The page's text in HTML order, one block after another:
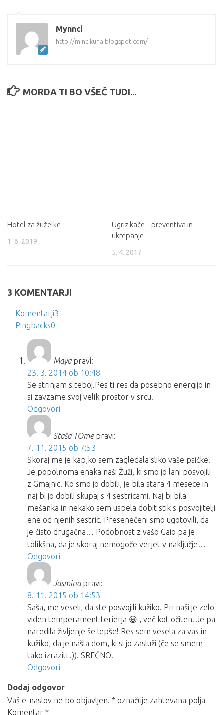
Mynnci
http://mincikuha.blogspot.com/
MORDA TI BO VŠEČ TUDI...
Hotel za žuželke
1. 6. 2019
Ugriz kače – preventiva in
ukrepanje
5. 4. 2017
3 KOMENTARJI
Komentarji3
Pingbacks0
Maya pravi:
23. 3. 2014 ob 10:48
Se strinjam s teboj.Pes ti res da posebno energijo in
si zavzame svoj velik prostor v srcu.
Odgovori
Staša TOme pravi:
7. 11. 2015 ob 7:53
Skoraj me je kap,ko sem zagledala sliko vaše psičke.
Je popolnoma enaka naši Žuži, ki smo jo lani posvojili
z Gmajnic. Ko smo jo dobili, je bila stara 4 mesece in
naj bi jo dobili skupaj s 4 sestricami. Naj bi bila
mešanka in nekako sem uspela dobit stik s posvojitelji
ene od njenih sestric. Presenečeni smo ugotovili, da
je čisto drugačna… Podobnost z vašo Gaio pa je
tolikšna, da je skoraj nemogoče verjet v naključje…
Odgovori
Jasmina pravi:
8. 11. 2015 ob 14:53
Saša, me veseli, da ste posvojili kužiko. Pri naši je zelo
viden temperament terierja 😀 , več kot očiten. Je pa
naredila življenje še lepše! Res sem vesela za vas in
kužiko, da je našla dom, ki si jo zasluži (če se smem
tako izraziti .)). SREČNO!
Odgovori
Dodaj odgovor
Vaš e-naslov ne bo objavljen. * označuje zahtevana polja
Komentar *